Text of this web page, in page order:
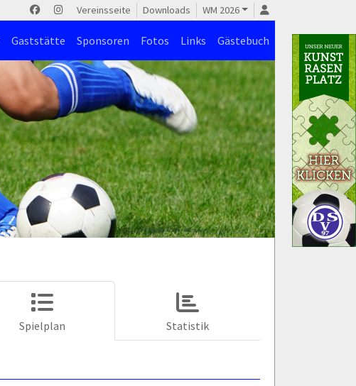
Vereinsseite Downloads WM 2026
Gaststätte Sponsoren Fotos Links Gästebuch
Spielplan Statistik